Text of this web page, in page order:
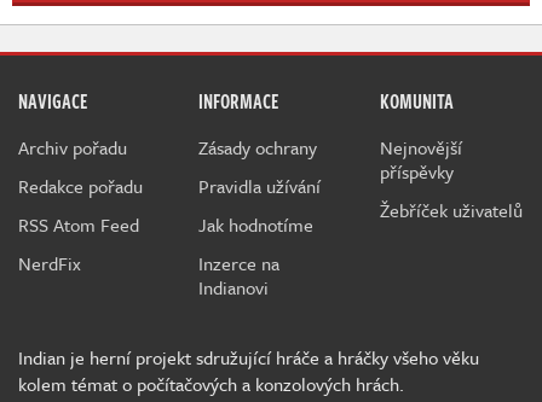
NAVIGACE
Archiv pořadu
Redakce pořadu
RSS Atom Feed
NerdFix
INFORMACE
Zásady ochrany
Pravidla užívání
Jak hodnotíme
Inzerce na
Indianovi
KOMUNITA
Nejnovější
příspěvky
Žebříček uživatelů
Indian je herní projekt sdružující hráče a hráčky všeho věku
kolem témat o počítačových a konzolových hrách.